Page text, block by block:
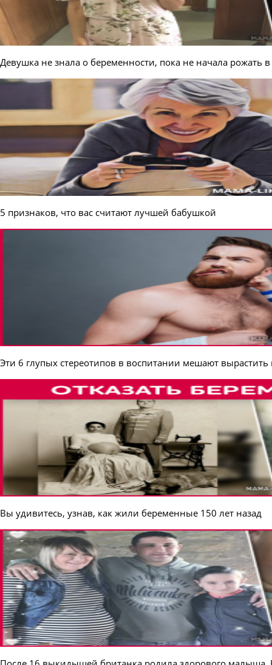
Девушка не знала о беременности, пока не начала рожать
5 признаков, что вас считают лучшей бабушкой
Эти 6 глупых стереотипов в воспитании мешают
Вы удивитесь, узнав, как жили беременные 150 лет назад